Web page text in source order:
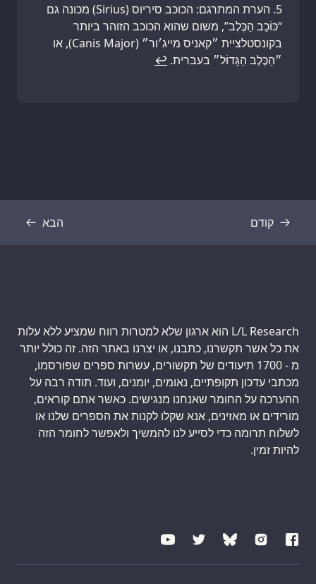
הערת המתרגם: הכוכב סיריוס (Sirius) מכונה גם
“כּוֹכַב הַכֶּלֶב”, משום שהוא הכוכב הזוהר ביותר
בקונסטלציית ״קאניס מייג׳ור״ (Canis Major), או
״הַכֶּלֶב הַגָּדוֹל״ בעברית. ↩
קודם
תמליל הבא
תמליל
L/L Research הוא ארגון שלא למטרות רווח שמציע ללא עלות
את כל אשר תקשרנו, כתבנו, או יצרנו באתר הזה. זה כולל יותר
מ - 1700 תיעודים של תקשורים, עשרות ספרים שפורסמו,
מכתבי עדכון תקופתיים, נאומים, יומנים, ועוד. תודה רבה על
ההערכה על החומר שאנחנו מנגישים. כאשר אתם קוראים,
מורידים או מאזינים, אנא שקלו לקנות את הספרים שלנו או
לשלוח תרומה כדי לסייע לנו להמשיך ולאפשר לחומר הזה
להיות זמין.